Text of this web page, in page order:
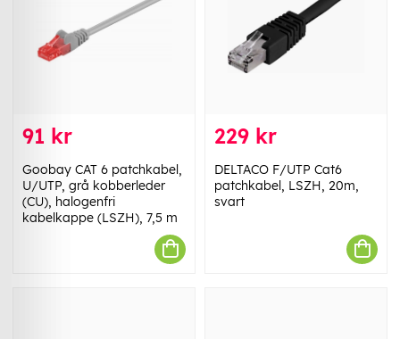
91 kr
Goobay CAT 6 patchkabel,
U/UTP, grå kobberleder
(CU), halogenfri
kabelkappe (LSZH), 7,5 m
229 kr
DELTACO F/UTP Cat6
patchkabel, LSZH, 20m,
svart